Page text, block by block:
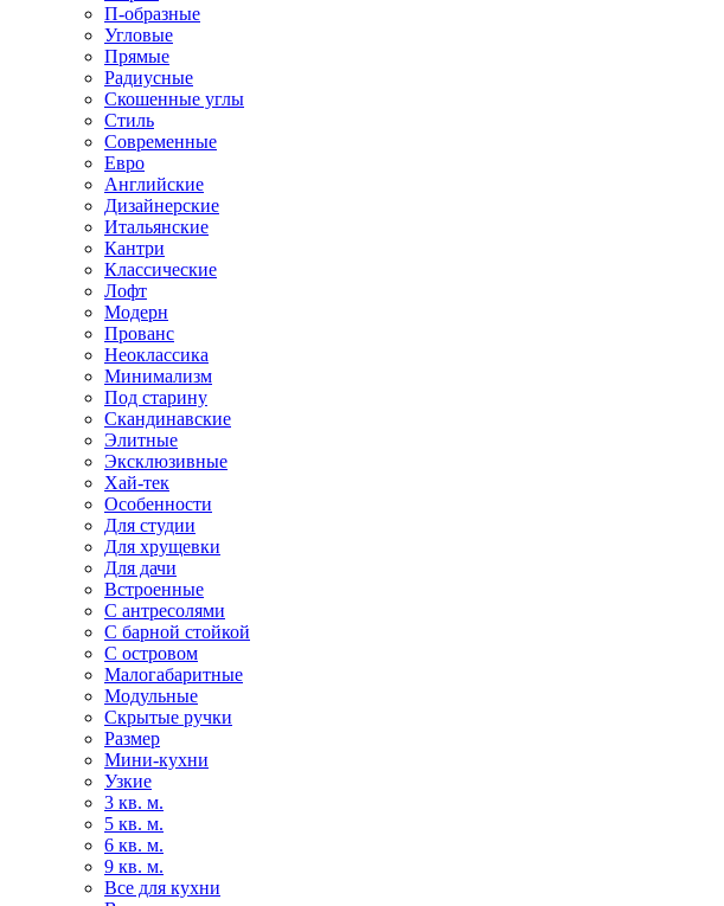
П-образные
Угловые
Прямые
Радиусные
Скошенные углы
Стиль
Современные
Евро
Английские
Дизайнерские
Итальянские
Кантри
Классические
Лофт
Модерн
Прованс
Неоклассика
Минимализм
Под старину
Скандинавские
Элитные
Эксклюзивные
Хай-тек
Особенности
Для студии
Для хрущевки
Для дачи
Встроенные
С антресолями
С барной стойкой
С островом
Малогабаритные
Модульные
Скрытые ручки
Размер
Мини-кухни
Узкие
3 кв. м.
5 кв. м.
6 кв. м.
9 кв. м.
Все для кухни